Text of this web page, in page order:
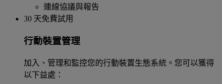
連線協議與報告
30 天免費試用
行動裝置管理
加入、管理和監控您的行動裝置生態系統。您可以獲得
以下益處：